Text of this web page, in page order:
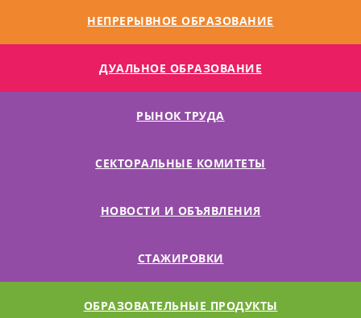
НЕПРЕРЫВНОЕ ОБРАЗОВАНИЕ
ДУАЛЬНОE ОБРАЗОВАНИЕ
РЫНОК ТРУДА
СЕКТОРАЛЬНЫЕ КОМИТЕТЫ
НОВОСТИ И ОБЪЯВЛЕНИЯ
СТАЖИРОВКИ
ОБРАЗОВАТЕЛЬНЫЕ ПРОДУКТЫ